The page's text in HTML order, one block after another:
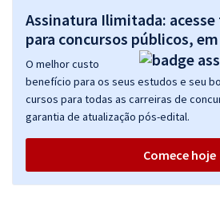
Economize R$
Comprar
Politec PE - Polícia Científica do Estado
Papiloscopista com Orientações
à vista
ou 12x deR$
Assinatura Ilimitada:
para concursos públicos,
O melhor custo
benefício para os seus estudos e seu
cursos para todas as carreiras de
garantia de atualização pós-edital.
Comece hoje